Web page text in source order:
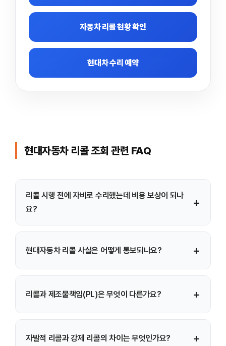
자동차 리콜 현황 확인
현대차 수리 예약
현대자동차 리콜 조회 관련 FAQ
리콜 시행 전에 자비로 수리했는데 비용 보상이 되나
요?
+
부담으로 수리했다면 관련 정비내역서, 영수증(세금계산서·
제작사에 청구할 수 있습니다.
현대자동차 리콜 사실은 어떻게 통보되나요? +
고지와 함께 차량 소유자에게 우편 안내를 발송합니다. 또한
리콜과 제조물책임(PL)은 무엇이 다른가요? +
수리·교환이 핵심입니다. 제조물책임은 이미 발생한 손해에
자발적 리콜과 강제 리콜의 차이는 무엇인가요? +